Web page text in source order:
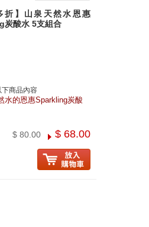
折】山泉天然水恩惠
炭酸水 5支組合
商品內容
水的恩惠Sparkling炭酸
$ 80.00 $ 68.00